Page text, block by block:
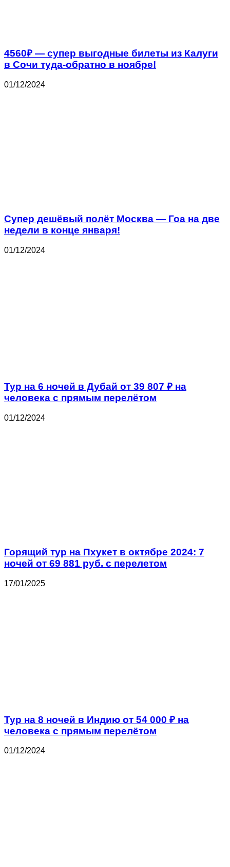
4560₽ — супер выгодные билеты из Калуги
в Сочи туда-обратно в ноябре!
01/12/2024
Супер дешёвый полёт Москва — Гоа на две
недели в конце января!
01/12/2024
Тур на 6 ночей в Дубай от 39 807 ₽ на
человека с прямым перелётом
01/12/2024
Горящий тур на Пхукет в октябре 2024: 7
ночей от 69 881 руб. с перелетом
17/01/2025
Тур на 8 ночей в Индию от 54 000 ₽ на
человека с прямым перелётом
01/12/2024